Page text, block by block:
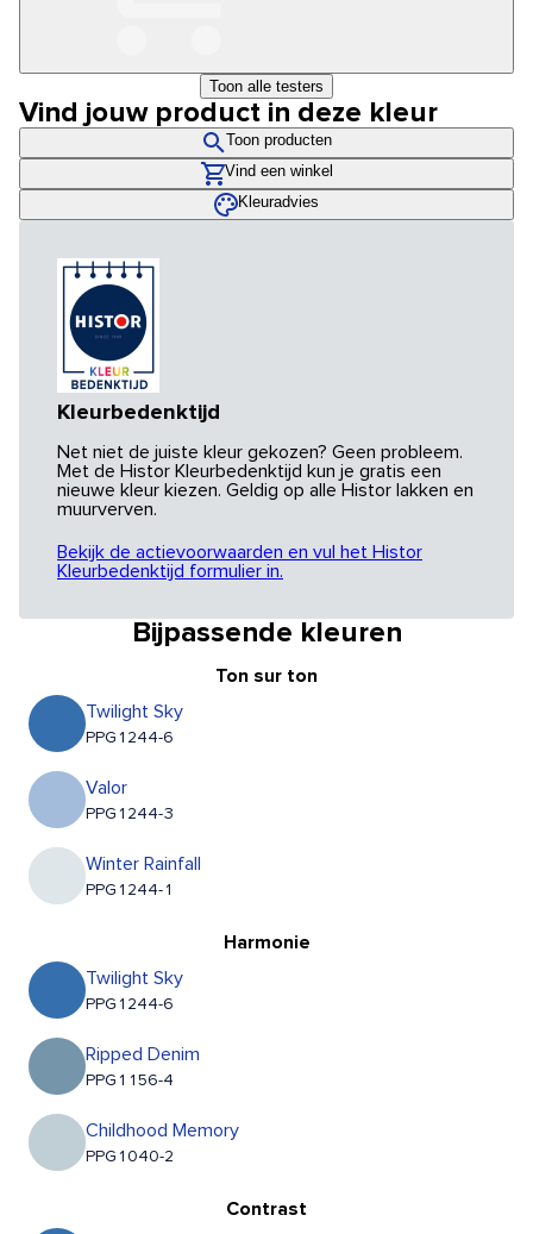
Toon alle testers
Vind jouw product in deze kleur
Toon producten
Vind een winkel
Kleuradvies
Kleurbedenktijd
Net niet de juiste kleur gekozen? Geen probleem.
Met de Histor Kleurbedenktijd kun je gratis een
nieuwe kleur kiezen. Geldig op alle Histor lakken en
muurverven.
Bekijk de actievoorwaarden en vul het Histor
Kleurbedenktijd formulier in.
Bijpassende kleuren
Ton sur ton
Twilight Sky
PPG1244-6
Valor
PPG1244-3
Winter Rainfall
PPG1244-1
Harmonie
Twilight Sky
PPG1244-6
Ripped Denim
PPG1156-4
Childhood Memory
PPG1040-2
Contrast